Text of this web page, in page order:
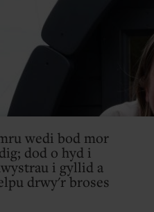
wedi bod mor
dod o hyd i
i gyllid a
drwy'r broses